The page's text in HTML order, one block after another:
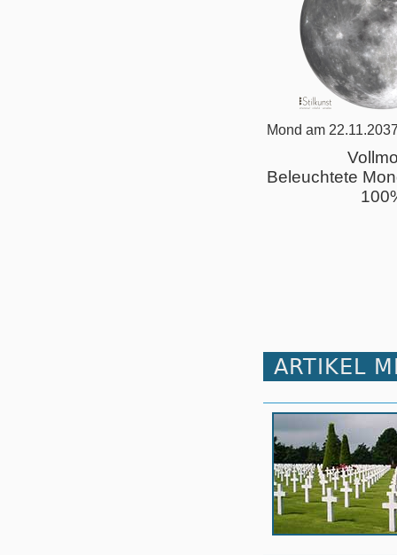
Mond am
Beleuchtete
ARTIKEL